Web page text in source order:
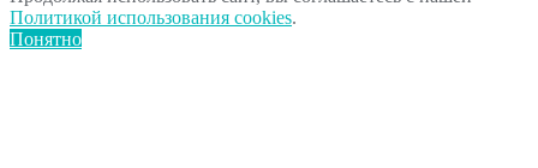
Политикой использования cookies.
Понятно